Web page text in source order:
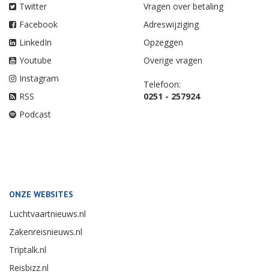
Twitter
Facebook
LinkedIn
Youtube
Instagram
RSS
Podcast
Vragen over betaling
Adreswijziging
Opzeggen
Overige vragen
Telefoon:
0251 - 257924
ONZE WEBSITES
Luchtvaartnieuws.nl
Zakenreisnieuws.nl
Triptalk.nl
Reisbizz.nl